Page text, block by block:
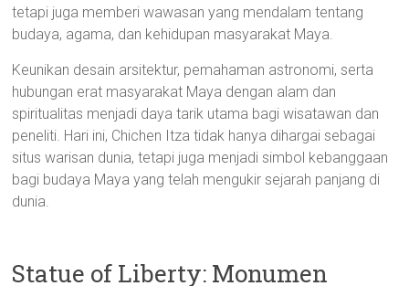
tetapi juga memberi wawasan yang mendalam tentang
budaya, agama, dan kehidupan masyarakat Maya.
Keunikan desain arsitektur, pemahaman astronomi, serta
hubungan erat masyarakat Maya dengan alam dan
spiritualitas menjadi daya tarik utama bagi wisatawan dan
peneliti. Hari ini, Chichen Itza tidak hanya dihargai sebagai
situs warisan dunia, tetapi juga menjadi simbol kebanggaan
bagi budaya Maya yang telah mengukir sejarah panjang di
dunia.
Statue of Liberty: Monumen